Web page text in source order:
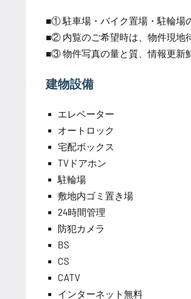
■① 駐車場・バイク置場・駐輪場
■② 内覧のご希望時は、物件現地
■③ 物件写真の量と質、情報更新
建物設備
エレベーター
オートロック
宅配ボックス
TVドアホン
駐輪場
敷地内ゴミ置き場
24時間管理
防犯カメラ
BS
CS
CATV
インターネット無料